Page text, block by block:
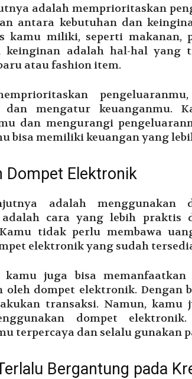
adalah memprioritaskan
antara kebutuhan dan
kamu miliki, seperti makanan,
keinginan adalah hal-hal
atau fashion item.
dan mengatur keuanganmu.
dan mengurangi
bisa memiliki keuangan yang
Dompet Elektronik
adalah menggunakan
cara yang lebih praktis
tidak perlu membawa
elektronik yang sudah
juga bisa
oleh dompet elektronik. Dengan
transaksi. Namun,
dompet
terpercaya dan selalu gunakan
Bergantung pada